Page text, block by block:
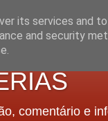
comentário e
its services and
and security